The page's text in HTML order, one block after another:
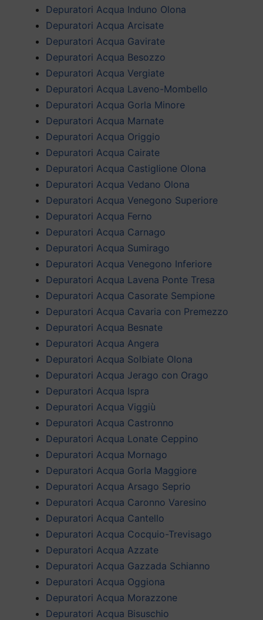
Depuratori Acqua Induno Olona
Depuratori Acqua Arcisate
Depuratori Acqua Gavirate
Depuratori Acqua Besozzo
Depuratori Acqua Vergiate
Depuratori Acqua Laveno-Mombello
Depuratori Acqua Gorla Minore
Depuratori Acqua Marnate
Depuratori Acqua Origgio
Depuratori Acqua Cairate
Depuratori Acqua Castiglione Olona
Depuratori Acqua Vedano Olona
Depuratori Acqua Venegono Superiore
Depuratori Acqua Ferno
Depuratori Acqua Carnago
Depuratori Acqua Sumirago
Depuratori Acqua Venegono Inferiore
Depuratori Acqua Lavena Ponte Tresa
Depuratori Acqua Casorate Sempione
Depuratori Acqua Cavaria con Premezzo
Depuratori Acqua Besnate
Depuratori Acqua Angera
Depuratori Acqua Solbiate Olona
Depuratori Acqua Jerago con Orago
Depuratori Acqua Ispra
Depuratori Acqua Viggiù
Depuratori Acqua Castronno
Depuratori Acqua Lonate Ceppino
Depuratori Acqua Mornago
Depuratori Acqua Gorla Maggiore
Depuratori Acqua Arsago Seprio
Depuratori Acqua Caronno Varesino
Depuratori Acqua Cantello
Depuratori Acqua Cocquio-Trevisago
Depuratori Acqua Azzate
Depuratori Acqua Gazzada Schianno
Depuratori Acqua Oggiona
Depuratori Acqua Morazzone
Depuratori Acqua Bisuschio